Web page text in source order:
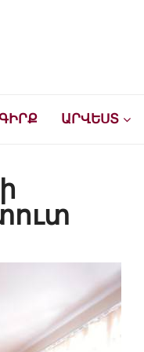
ԱՐՎԵՍՏ